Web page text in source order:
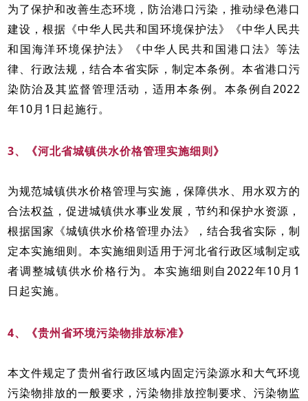
为了保护和改善生态环境，防治港口污染，推动绿色港口
建设，根据《中华人民共和国环境保护法》《中华人民共
和国海洋环境保护法》《中华人民共和国港口法》等法
律、行政法规，结合本省实际，制定本条例。本省港口污
染防治及其监督管理活动，适用本条例。本条例自2022
年10月1日起施行。
3、《河北省城镇供水价格管理实施细则》
为规范城镇供水价格管理与实施，保障供水、用水双方的
合法权益，促进城镇供水事业发展，节约和保护水资源，
根据国家《城镇供水价格管理办法》，结合我省实际，制
定本实施细则。本实施细则适用于河北省行政区域制定或
者调整城镇供水价格行为。本实施细则自2022年10月1
日起实施。
4、《贵州省环境污染物排放标准》
本文件规定了贵州省行政区域内固定污染源水和大气环境
污染物排放的一般要求，污染物排放控制要求、污染物监